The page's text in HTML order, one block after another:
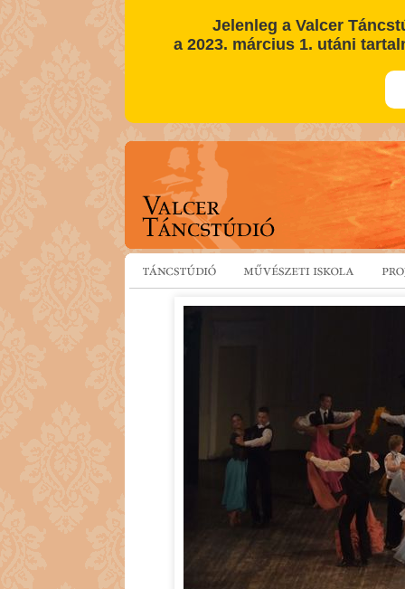
Jelenleg a Valcer
a 2023. március 1. utáni